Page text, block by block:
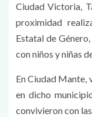
Ciudad Victoria,
proximidad
Estatal de
con niños y niñas
En Ciudad Mante,
en dicho
convivieron con